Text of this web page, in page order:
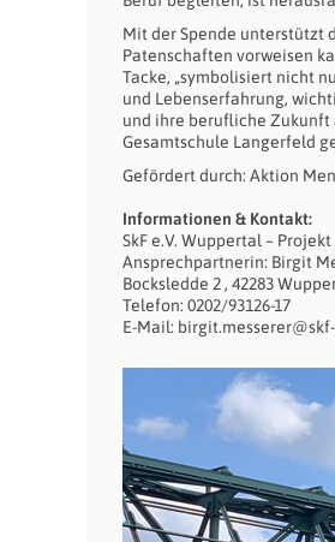
Mit der Spende unterstützt
Patenschaften vorweisen
Tacke, „symbolisiert nicht
und Lebenserfahrung,
und ihre berufliche Zukunft
Gesamtschule Langerfeld
Gefördert durch: Aktion
Informationen & Kontakt:
SkF e.V. Wuppertal –
Ansprechpartnerin: Birgit
Bocksledde 2 , 42283
Telefon: 0202/93126-17
E-Mail: